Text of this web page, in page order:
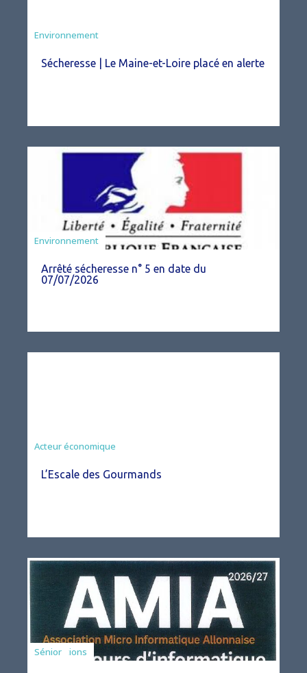
Environnement
Sécheresse | Le Maine-et-Loire placé en alerte
Agriculture
Environnement
Arrêté sécheresse n° 5 en date du
07/07/2026
Acteur économique
L’Escale des Gourmands
Associations
Sénior